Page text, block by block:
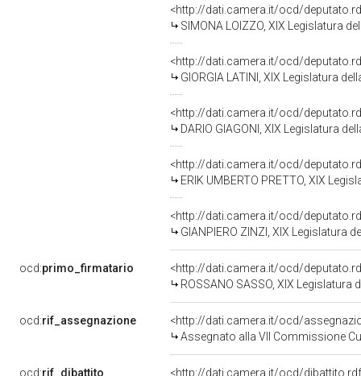
<http://dati.camera.it/ocd/
SIMONA LOIZZO, XIX Legislatura
<http://dati.camera.it/ocd/
GIORGIA LATINI, XIX Legislatura
<http://dati.camera.it/ocd/
DARIO GIAGONI, XIX Legislatura
<http://dati.camera.it/ocd/
ERIK UMBERTO PRETTO, XIX
<http://dati.camera.it/ocd/
GIANPIERO ZINZI, XIX Legislatura
ocd:primo_firmatario
<http://dati.camera.it/ocd/
ROSSANO SASSO, XIX Legislatura
ocd:rif_assegnazione
<http://dati.camera.it/ocd/
Assegnato alla VII Commissione
ocd:rif_dibattito <http://dati.camera.it/ocd/